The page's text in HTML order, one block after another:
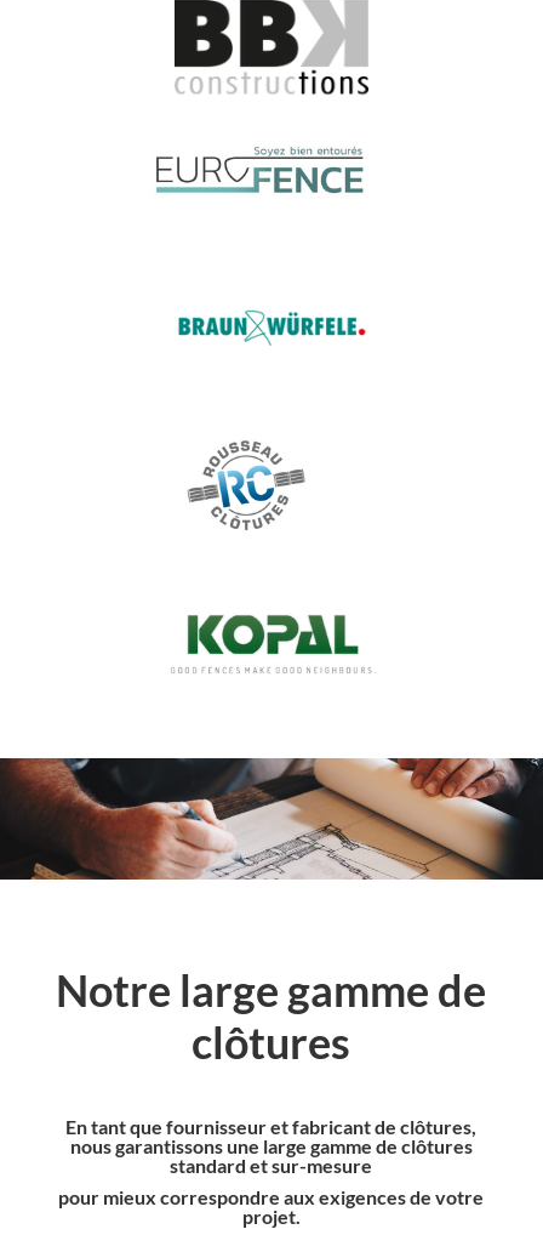
Notre large gamme de
clôtures
En tant que fournisseur et fabricant de clôtures,
nous garantissons une large gamme de clôtures
standard et sur-mesure
pour mieux correspondre aux exigences de votre
projet.